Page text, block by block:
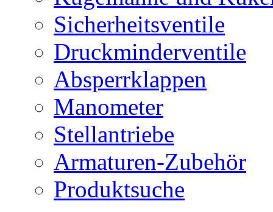
Sicherheitsventile
Druckminderventile
Absperrklappen
Manometer
Stellantriebe
Armaturen-Zubehör
Produktsuche